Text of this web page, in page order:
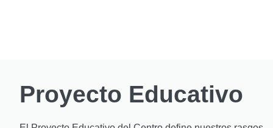
Proyecto Educativo